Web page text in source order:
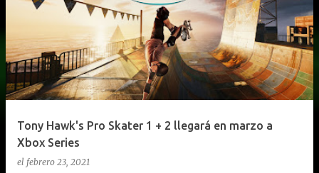
Tony Hawk's Pro Skater 1 + 2 llegará en marzo a
Xbox Series
el febrero 23, 2021